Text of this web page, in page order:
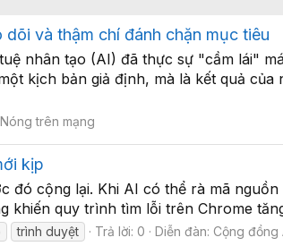
và thậm chí đánh chặn mục tiêu
nhân tạo (AI) đã thực sự "cầm lái"
kịch bản giả định, mà là kết quả
Nóng trên mạng
kịp
đó cộng lại. Khi AI có thể rà mã
quy trình tìm lỗi trên Chrome
trình duyệt Trả lời: 0 Diễn đàn: Cộng đồng